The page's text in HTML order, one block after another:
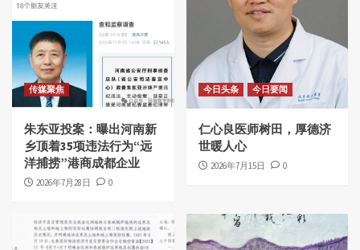
传媒聚焦
朱东亚投案：曝出河南新
乡顶着35项违法行为“远
洋捕捞”港商成都企业
2026年7月28日 0
今日头条 今日要闻
仁心良医师树田，厚德济
世暖人心
2026年7月15日 0